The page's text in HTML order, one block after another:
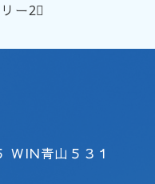
ー2⃣
WIN青山５３１